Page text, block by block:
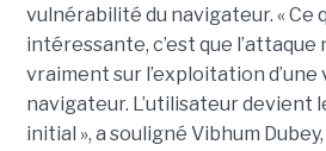
vulnérabilité du navigateur. « Ce
intéressante, c’est que l’attaque
vraiment sur l’exploitation
navigateur. L’utilisateur devient
initial », a souligné Vibhum